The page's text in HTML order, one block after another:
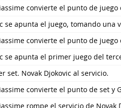
convierte el punto de
se apunta el juego, tomando una
convierte el punto de
se apunta el primer juego del
set. Novak Djokovic al servicio.
convierte el punto de set y
rompe el servicio de